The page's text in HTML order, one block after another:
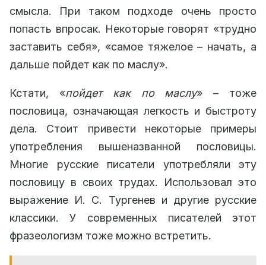
смысла. При таком подходе очень просто
попасть впросак. Некоторые говорят «трудно
заставить себя», «самое тяжелое – начать, а
дальше пойдет как по маслу».
Кстати, «пойдет как по маслу» – тоже
пословица, означающая легкость и быстроту
дела. Стоит привести некоторые примеры
употребления вышеназванной пословицы.
Многие русские писатели употребляли эту
пословицу в своих трудах. Использовал это
выражение И. С. Тургенев и другие русские
классики. У современных писателей этот
фразеологизм тоже можно встретить.